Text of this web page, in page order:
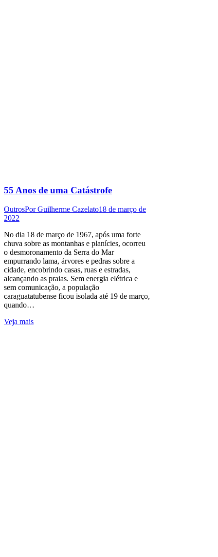
55 Anos de uma Catástrofe
OutrosPorGuilherme Cazelato18 de março de
2022
No dia 18 de março de 1967, após uma forte
chuva sobre as montanhas e planícies, ocorreu
o desmoronamento da Serra do Mar
empurrando lama, árvores e pedras sobre a
cidade, encobrindo casas, ruas e estradas,
alcançando as praias. Sem energia elétrica e
sem comunicação, a população
caraguatatubense ficou isolada até 19 de março,
quando…
Veja mais